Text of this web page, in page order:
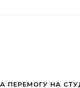
ПЕРЕМОГУ НА